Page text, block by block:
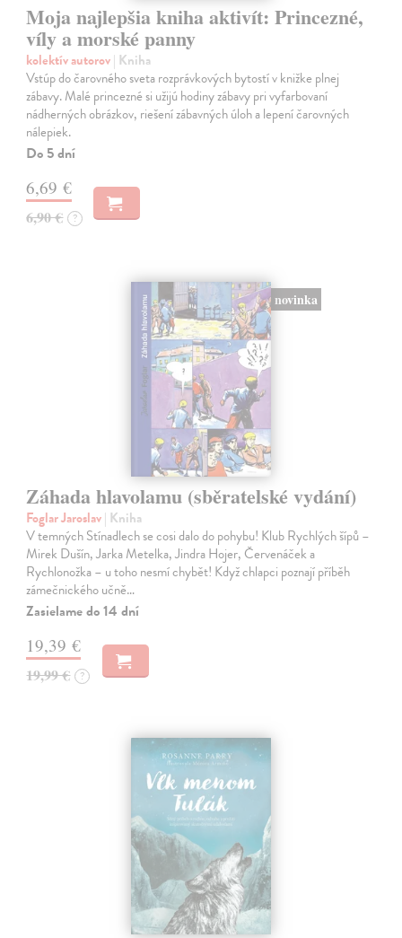
Moja najlepšia kniha aktivít: Princezné,
víly a morské panny
kolektív autorov| Kniha
Vstúp do čarovného sveta rozprávkových bytostí v knižke plnej
zábavy. Malé princezné si užijú hodiny zábavy pri vyfarbovaní
nádherných obrázkov, riešení zábavných úloh a lepení čarovných
nálepiek.
Do 5 dní
6,69 €
6,90 € ?
novinka
Záhada hlavolamu (sběratelské vydání)
Foglar Jaroslav| Kniha
V temných Stínadlech se cosi dalo do pohybu! Klub Rychlých šípů –
Mirek Dušín, Jarka Metelka, Jindra Hojer, Červenáček a
Rychlonožka – u toho nesmí chybět! Když chlapci poznají příběh
zámečnického učně…
Zasielame do 14 dní
19,39 €
19,99 € ?